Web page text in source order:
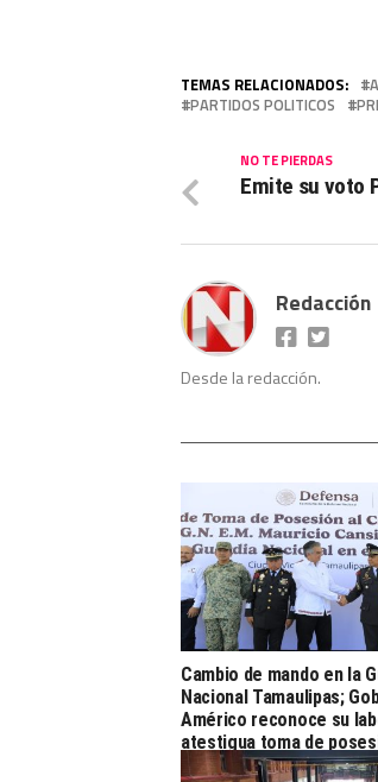
TEMAS RELACIONADOS:
PARTIDOS POLITICOS
NO TE PIERDAS
Emite su voto
Redacción
Desde la redacción.
Cambio de mando en la
Nacional Tamaulipas;
Américo reconoce su
atestigua toma de